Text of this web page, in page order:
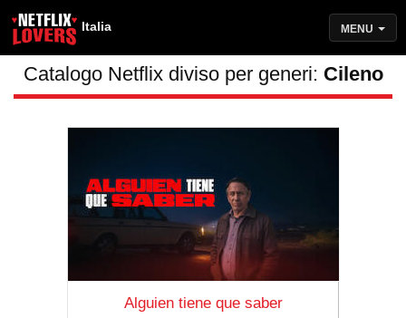
Italia MENU
Catalogo Netflix diviso per generi: Cileno
Alguien tiene que saber